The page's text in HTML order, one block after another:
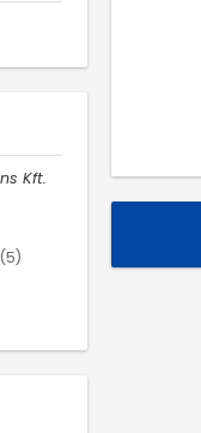
Kft.
(5)